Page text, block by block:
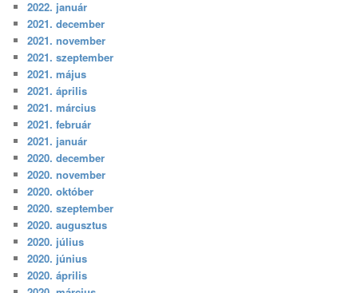
2022. január
2021. december
2021. november
2021. szeptember
2021. május
2021. április
2021. március
2021. február
2021. január
2020. december
2020. november
2020. október
2020. szeptember
2020. augusztus
2020. július
2020. június
2020. április